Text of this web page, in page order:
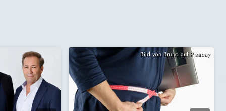
Bild von Bruno auf Pixabay